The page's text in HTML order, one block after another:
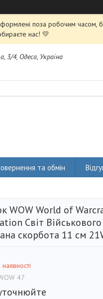
поза робочим
нас! 💛
3/4, Одеса, Україна
та обмін
WOW World of
Світ
скорбота 11 см
47